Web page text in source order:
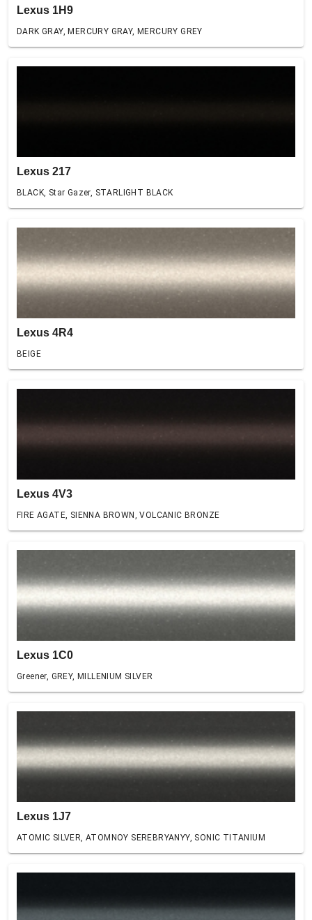
Lexus 1H9
DARK GRAY, MERCURY GRAY, MERCURY GREY
Lexus 217
BLACK, Star Gazer, STARLIGHT BLACK
Lexus 4R4
BEIGE
Lexus 4V3
FIRE AGATE, SIENNA BROWN, VOLCANIC BRONZE
Lexus 1C0
Greener, GREY, MILLENIUM SILVER
Lexus 1J7
ATOMIC SILVER, ATOMNOY SEREBRYANYY, SONIC TITANIUM